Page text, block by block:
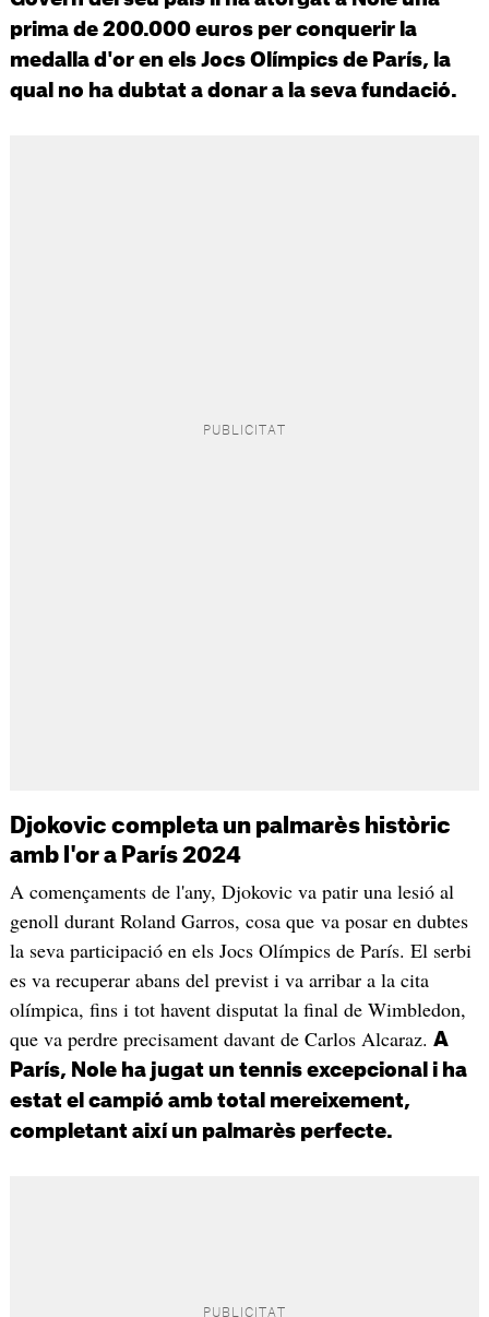
prima de 200.000 euros per conquerir la
medalla d'or en els Jocs Olímpics de París, la
qual no ha dubtat a donar a la seva fundació.
Djokovic completa un palmarès històric
amb l'or a París 2024
A començaments de l'any, Djokovic va patir una lesió al
genoll durant Roland Garros, cosa que va posar en dubtes
la seva participació en els Jocs Olímpics de París. El serbi
es va recuperar abans del previst i va arribar a la cita
olímpica, fins i tot havent disputat la final de Wimbledon,
que va perdre precisament davant de Carlos Alcaraz. A
París, Nole ha jugat un tennis excepcional i ha
estat el campió amb total mereixement,
completant així un palmarès perfecte.